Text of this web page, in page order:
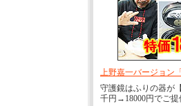
上野嘉一バージョン
守護鏡はふりの器が
千円→18000円でご提